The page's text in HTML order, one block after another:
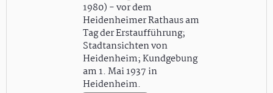
1980) - vor dem
Heidenheimer Rathaus am
Tag der Erstaufführung;
Stadtansichten von
Heidenheim; Kundgebung
am 1. Mai 1937 in
Heidenheim.